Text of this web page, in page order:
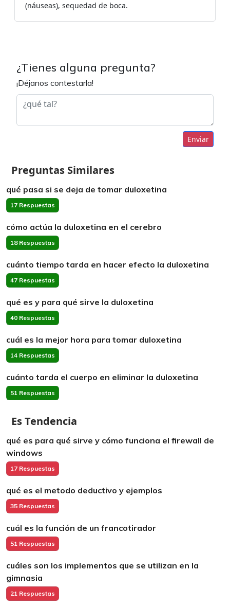
(náuseas), sequedad de boca.
¿Tienes alguna pregunta?
¡Déjanos contestarla!
Enviar
Preguntas Similares
qué pasa si se deja de tomar duloxetina
17 Respuestas
cómo actúa la duloxetina en el cerebro
18 Respuestas
cuánto tiempo tarda en hacer efecto la duloxetina
47 Respuestas
qué es y para qué sirve la duloxetina
40 Respuestas
cuál es la mejor hora para tomar duloxetina
14 Respuestas
cuánto tarda el cuerpo en eliminar la duloxetina
51 Respuestas
Es Tendencia
qué es para qué sirve y cómo funciona el firewall de
windows
17 Respuestas
qué es el metodo deductivo y ejemplos
35 Respuestas
cuál es la función de un francotirador
51 Respuestas
cuáles son los implementos que se utilizan en la
gimnasia
21 Respuestas